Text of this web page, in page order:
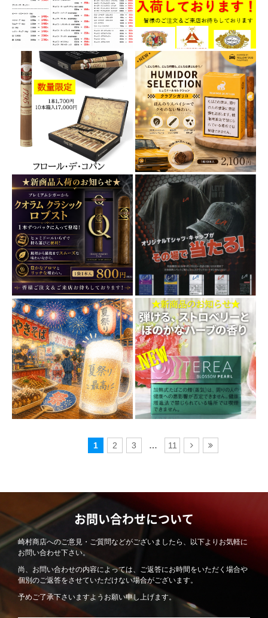
1 2 3 … 11
お問い合わせについて
崎村商店へのご意見・ご質問などがございましたら、以下よりお気軽に
お問い合わせ下さい。
尚、お問い合わせの内容によっては、ご返答にお時間をいただく場合や
個別のご返答をさせていただけない場合がございます。
予めご了承下さいますようお願い申し上げます。